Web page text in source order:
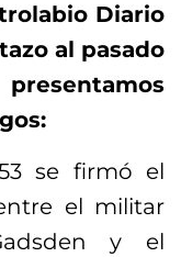
Diario
al pasado
se firmó el
el militar
y el